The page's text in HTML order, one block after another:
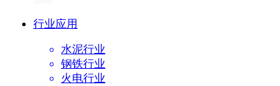
行业应用
水泥行业
钢铁行业
火电行业